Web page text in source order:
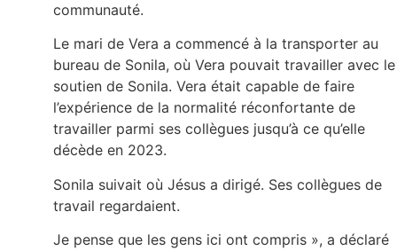
communauté.
Le mari de Vera a commencé à la transporter au
bureau de Sonila, où Vera pouvait travailler avec le
soutien de Sonila. Vera était capable de faire
l’expérience de la normalité réconfortante de
travailler parmi ses collègues jusqu’à ce qu’elle
décède en 2023.
Sonila suivait où Jésus a dirigé. Ses collègues de
travail regardaient.
Je pense que les gens ici ont compris », a déclaré